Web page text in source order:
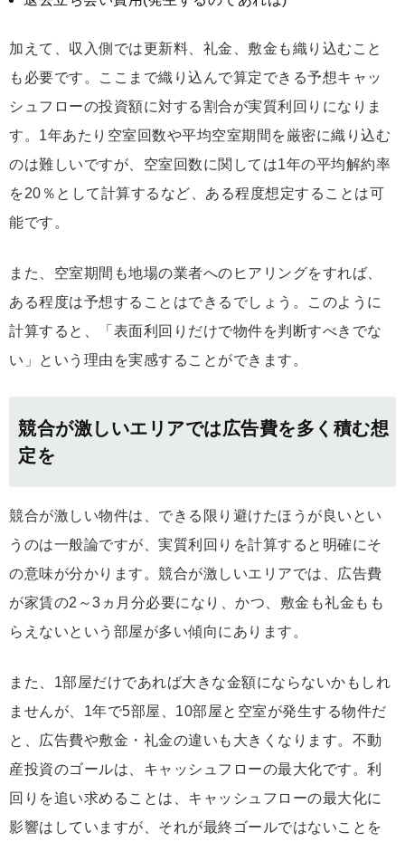
加えて、収入側では更新料、礼金、敷金も織り込むこと
も必要です。ここまで織り込んで算定できる予想キャッ
シュフローの投資額に対する割合が実質利回りになりま
す。1年あたり空室回数や平均空室期間を厳密に織り込む
のは難しいですが、空室回数に関しては1年の平均解約率
を20％として計算するなど、ある程度想定することは可
能です。
また、空室期間も地場の業者へのヒアリングをすれば、
ある程度は予想することはできるでしょう。このように
計算すると、「表面利回りだけで物件を判断すべきでな
い」という理由を実感することができます。
競合が激しいエリアでは広告費を多く積む想
定を
競合が激しい物件は、できる限り避けたほうが良いとい
うのは一般論ですが、実質利回りを計算すると明確にそ
の意味が分かります。競合が激しいエリアでは、広告費
が家賃の2～3ヵ月分必要になり、かつ、敷金も礼金もも
らえないという部屋が多い傾向にあります。
また、1部屋だけであれば大きな金額にならないかもしれ
ませんが、1年で5部屋、10部屋と空室が発生する物件だ
と、広告費や敷金・礼金の違いも大きくなります。不動
産投資のゴールは、キャッシュフローの最大化です。利
回りを追い求めることは、キャッシュフローの最大化に
影響はしていますが、それが最終ゴールではないことを